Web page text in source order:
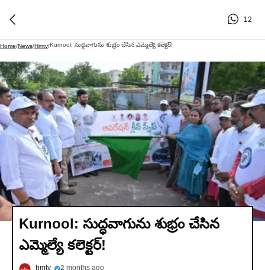
12
Home/News/Hmtv/Kurnool: సుద్ధవాగును శుభ్రం చేసిన ఎమ్మెల్యే కలెక్టర్!
Kurnool: సుద్ధవాగును శుభ్రం చేసిన
ఎమ్మెల్యే కలెక్టర్!